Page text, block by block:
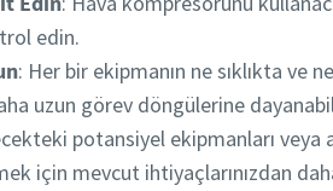
edin.
: Her bir ekipmanın ne sıklıkta ve
uzun görev döngülerine
potansiyel ekipmanları veya
için mevcut ihtiyaçlarınızdan